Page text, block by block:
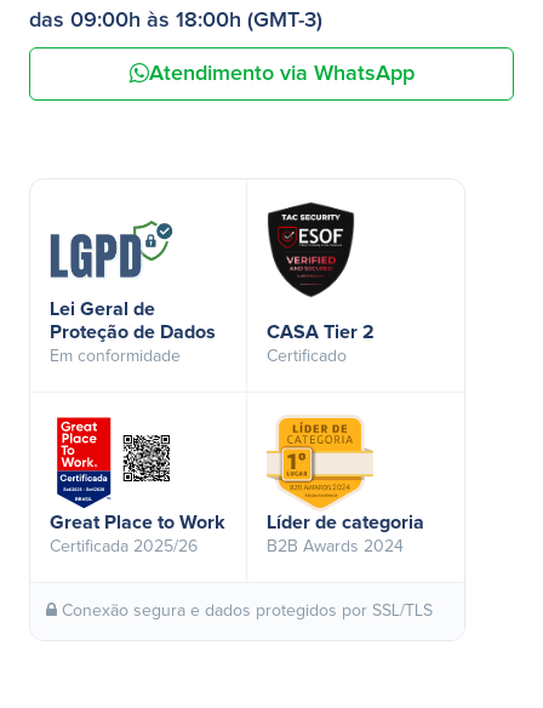
das 09:00h às 18:00h (GMT-3)
Atendimento via WhatsApp
Lei Geral de
Proteção de Dados
Em conformidade
CASA Tier 2
Certificado
Great Place to Work
Certificada 2025/26
Líder de categoria
B2B Awards 2024
Conexão segura e dados protegidos por SSL/TLS